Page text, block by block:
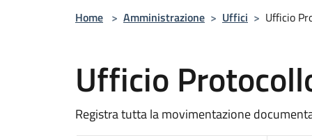
Home > Amministrazione > Uffici > Ufficio
Ufficio
Registra tutta la movimentazione